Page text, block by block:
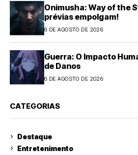
Onimusha: Way of the
prévias empolgam!
6 DE AGOSTO DE 2026
Guerra: O Impacto
de Danos
6 DE AGOSTO DE 2026
CATEGORIAS
Destaque
Entretenimento